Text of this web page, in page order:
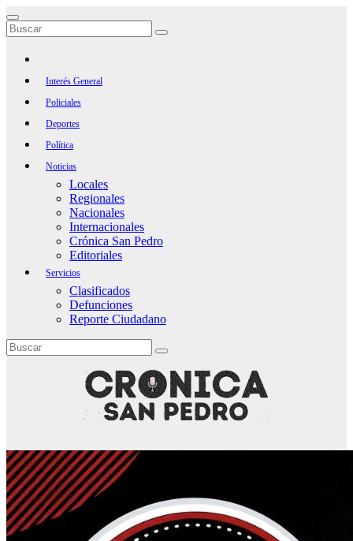
Saltar
al
contenido
Interés General
Policiales
Deportes
Política
Noticias
Locales
Regionales
Nacionales
Internacionales
Crónica San Pedro
Editoriales
Servicios
Clasificados
Defunciones
Reporte Ciudadano